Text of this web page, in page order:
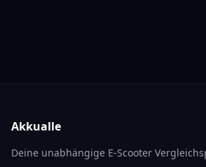
Akkualle
Deine unabhängige E-Scooter